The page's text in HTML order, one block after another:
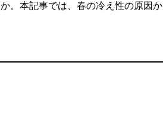
。本記事では、春の冷え性の原因